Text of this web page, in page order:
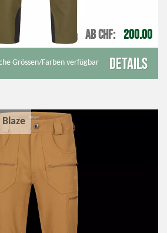
AB CHF 200.00
Grössen/Farben verfügbar Details